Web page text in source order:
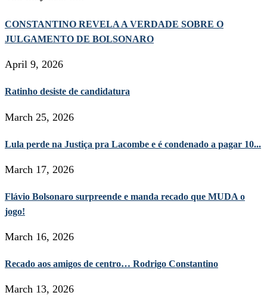
CONSTANTINO REVELA A VERDADE SOBRE O
JULGAMENTO DE BOLSONARO
April 9, 2026
Ratinho desiste de candidatura
March 25, 2026
Lula perde na Justiça pra Lacombe e é condenado a pagar 10...
March 17, 2026
Flávio Bolsonaro surpreende e manda recado que MUDA o
jogo!
March 16, 2026
Recado aos amigos de centro… Rodrigo Constantino
March 13, 2026